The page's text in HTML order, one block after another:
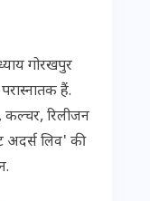
गोरखपुर
हैं.
रिलीजन
अदर्स लिव' की